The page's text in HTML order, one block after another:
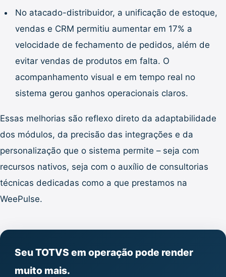
No atacado-distribuidor, a unificação de estoque,
vendas e CRM permitiu aumentar em 17% a
velocidade de fechamento de pedidos, além de
evitar vendas de produtos em falta. O
acompanhamento visual e em tempo real no
sistema gerou ganhos operacionais claros.
Essas melhorias são reflexo direto da adaptabilidade
dos módulos, da precisão das integrações e da
personalização que o sistema permite – seja com
recursos nativos, seja com o auxílio de consultorias
técnicas dedicadas como a que prestamos na
WeePulse.
Seu TOTVS em operação pode render
muito mais.